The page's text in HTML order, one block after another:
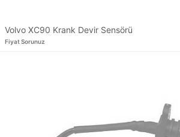
Volvo XC90 Krank Devir Sensörü
Fiyat Sorunuz